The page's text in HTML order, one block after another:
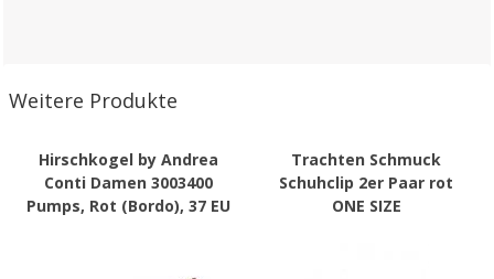
Weitere Produkte
Hirschkogel by Andrea
Conti Damen 3003400
Pumps, Rot (Bordo), 37 EU
Trachten Schmuck
Schuhclip 2er Paar rot
ONE SIZE